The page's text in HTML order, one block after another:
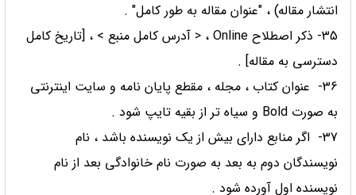
انتشار مقاله) ، "عنوان مقاله به طور کامل" .
35- ذکر اصطلاح Online ، < آدرس کامل منبع > ، [تاریخ کامل
دسترسی به مقاله] .
36- عنوان کتاب ، مجله ، مقطع پایان نامه و سایت اینترنتی
به صورت Bold و سیاه تر از بقیه تایپ شود .
37- اگر منابع دارای بیش از یک نویسنده باشد ، نام
نویسندگان دوم به بعد به صورت نام خانوادگی بعد از نام
نویسنده اول آورده شود .